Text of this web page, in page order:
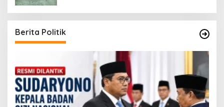
Berita Politik